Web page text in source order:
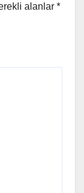
alanlar *